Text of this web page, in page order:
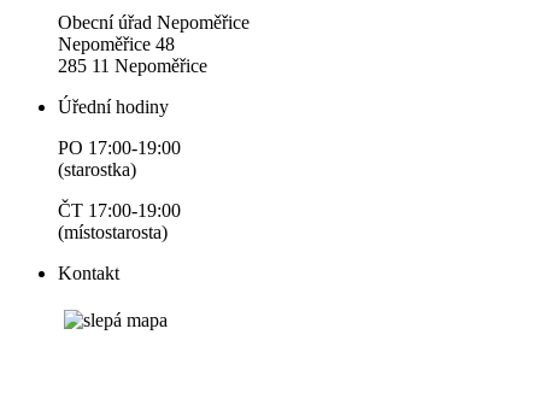
Obecní úřad Nepoměřice
Nepoměřice 48
285 11 Nepoměřice
Úřední hodiny
PO 17:00-19:00
(starostka)
ČT 17:00-19:00
(místostarosta)
Kontakt